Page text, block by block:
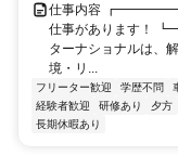
仕事内容
仕事があります
ターナショナルは、
境・リ...
フリーター歓迎 学歴不問
経験者歓迎
研修あり 夕方
長期休暇あり